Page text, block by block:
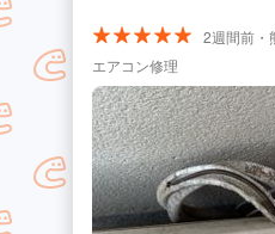
2週間前・
エアコン修理